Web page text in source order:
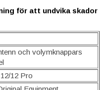
för att undvika skador
och volymknappars
12 Pro